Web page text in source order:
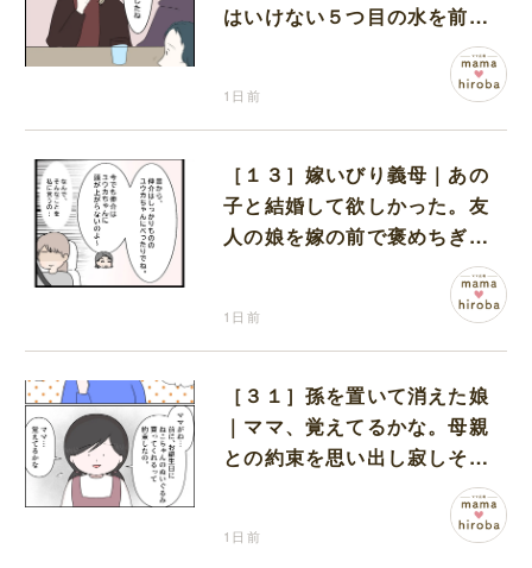
はいけない５つ目の水を前に
1日前
［１３］嫁いびり義母｜あの
子と結婚して欲しかった。友
人の娘を嫁の前で褒めちぎる
1日前
［３１］孫を置いて消えた娘
｜ママ、覚えてるかな。母親
との約束を思い出し寂しそう
1日前